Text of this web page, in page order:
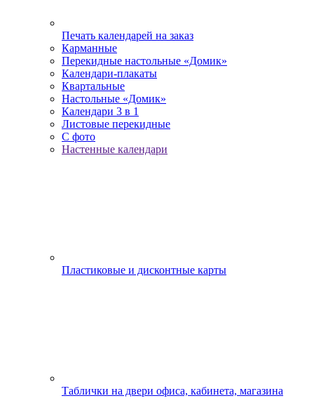
Печать календарей на заказ
Карманные
Перекидные настольные «Домик»
Календари-плакаты
Квартальные
Настольные «Домик»
Календари 3 в 1
Листовые перекидные
С фото
Настенные календари
Пластиковые и дисконтные карты
Таблички на двери офиса, кабинета, магазина